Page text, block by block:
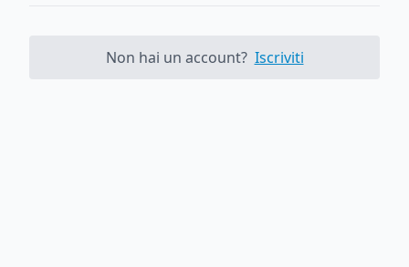
Non hai un account? Iscriviti